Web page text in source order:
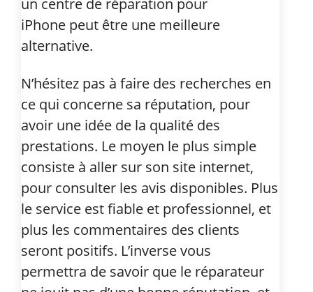
iPhone peut être une meilleure
alternative.
N’hésitez pas à faire des recherches en
ce qui concerne sa réputation, pour
avoir une idée de la qualité des
prestations. Le moyen le plus simple
consiste à aller sur son site internet,
pour consulter les avis disponibles. Plus
le service est fiable et professionnel, et
plus les commentaires des clients
seront positifs. L’inverse vous
permettra de savoir que le réparateur